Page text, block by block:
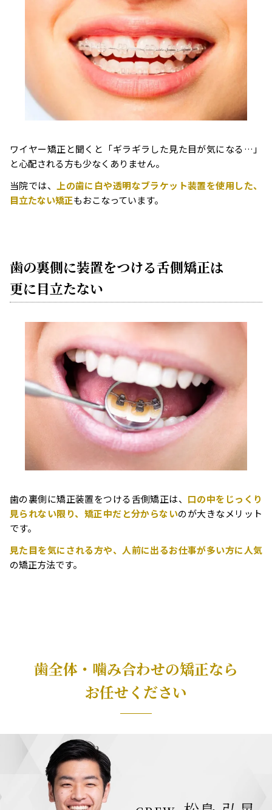
ワイヤー矯正と聞くと「ギラギラした見た目が気になる…」
と心配される方も少なくありません。
当院では、上の歯に白や透明なブラケット装置を使用した、
目立たない矯正もおこなっています。
歯の裏側に装置をつける舌側矯正は
更に目立たない
歯の裏側に矯正装置をつける舌側矯正は、 口の中をじっくり
見られない限り、矯正中だと分からないのが大きなメリット
です。
見た目を気にされる方や、人前に出るお仕事が多い方に人気
の矯正方法です。
歯全体・噛み合わせの矯正なら
お任せください